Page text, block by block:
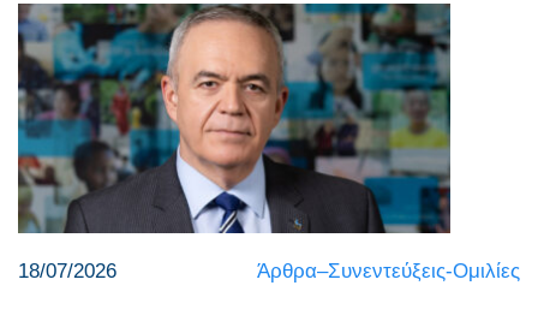
18/07/2026 Άρθρα–Συνεντεύξεις-Ομιλίες